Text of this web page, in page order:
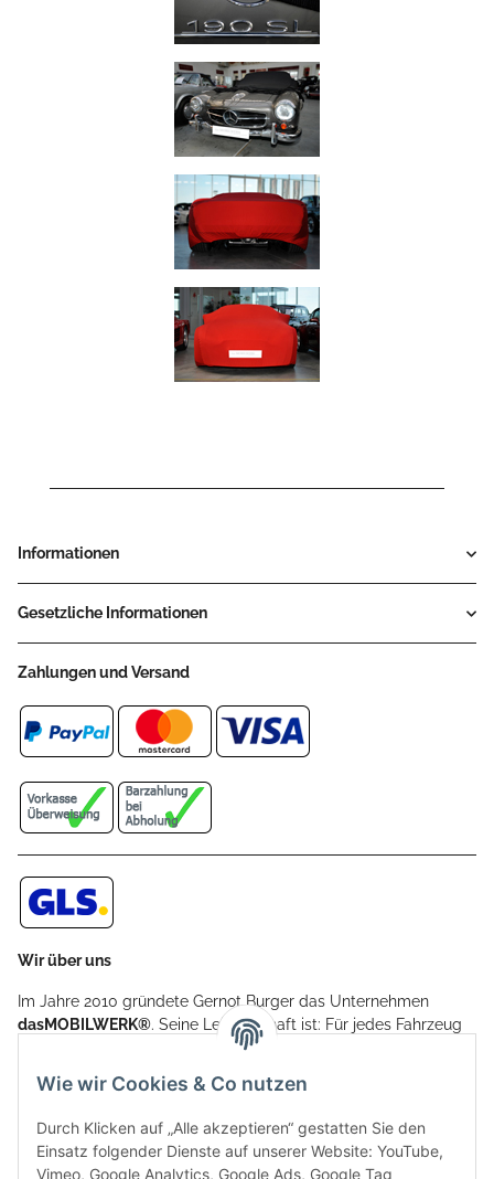
Informationen
Gesetzliche Informationen
Zahlungen und Versand
Wir über uns
Im Jahre 2010 gründete Gernot Burger das Unternehmen
dasMOBILWERK®. Seine Leidenschaft ist: Für jedes Fahrzeug
ein Car Cover anzubieten - passgenau und individuell.
Aufgrund der vielen positiven Kundenrückmeldungen kamen
weitere Produkte, wie Reifenschuhe, Hardtopständer hinzu.
Seine Reifenschoner werden in Deutschland produziert und
sind mit hochwertigen Techniken und Materialien gefertigt.
Wie wir Cookies & Co nutzen
Durch Klicken auf „Alle akzeptieren“ gestatten Sie den
Einsatz folgender Dienste auf unserer Website: YouTube,
Vimeo, Google Analytics, Google Ads, Google Tag